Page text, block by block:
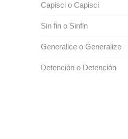
Capisci o Capisci
Sin fin o Sinfin
Generalice o Generalize
Detención o Detención